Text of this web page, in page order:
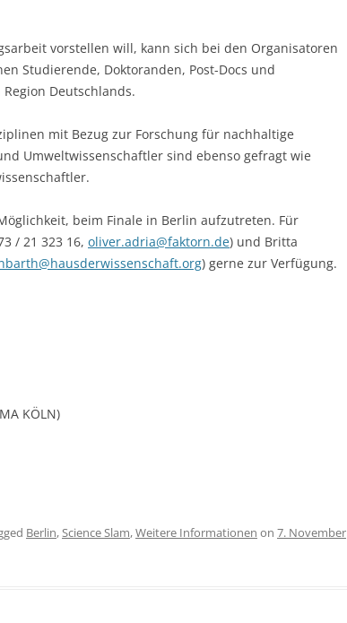
vorstellen will, kann sich bei den Organisatoren
Studierende, Doktoranden, Post-Docs und
Deutschlands.
mit Bezug zur Forschung für nachhaltige
Umweltwissenschaftler sind ebenso gefragt wie
beim Finale in Berlin aufzutreten. Für
/ 21 323 16, oliver.adria@faktorn.de) und Britta
) gerne zur Verfügung.
KÖLN)
Berlin,Science Slam,Weitere Informationen on 7. November